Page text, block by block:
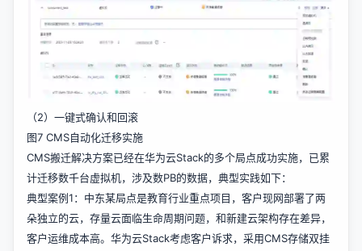
（2）一键式确认和回滚
图7 CMS自动化迁移实施
CMS搬迁解决方案已经在华为云Stack的多个局点成功实施，已累
计迁移数千台虚拟机，涉及数PB的数据，典型实践如下：
典型案例1：中东某局点是教育行业重点项目，客户现网部署了两
朵独立的云，存量云面临生命周期问题，和新建云架构存在差异，
客户运维成本高。华为云Stack考虑客户诉求，采用CMS存储双挂